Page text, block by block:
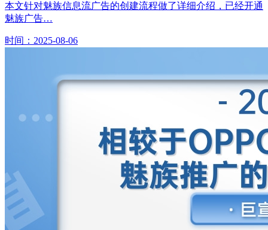
本文针对魅族信息流广告的创建流程做了详细介绍，已经开通
魅族广告…
时间：2025-08-06